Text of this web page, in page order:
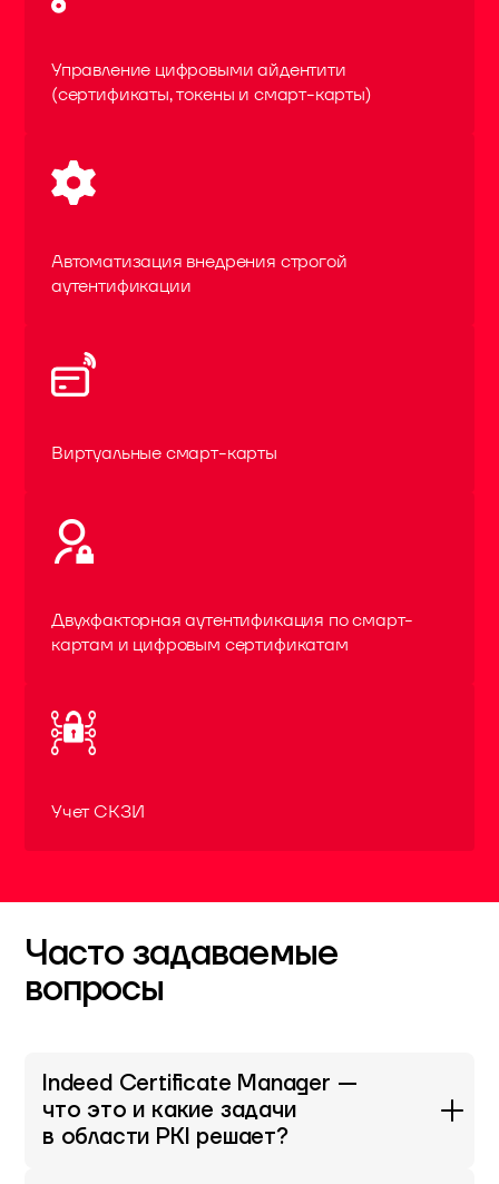
Управление цифровыми айдентити
(сертификаты, токены и смарт-карты)
Автоматизация внедрения строгой
аутентификации
Виртуальные смарт-карты
Двухфакторная аутентификация по смарт-
картам и цифровым сертификатам
Учет СКЗИ
Часто задаваемые
вопросы
Indeed Certificate Manager —
что это и какие задачи
в области PKI решает?